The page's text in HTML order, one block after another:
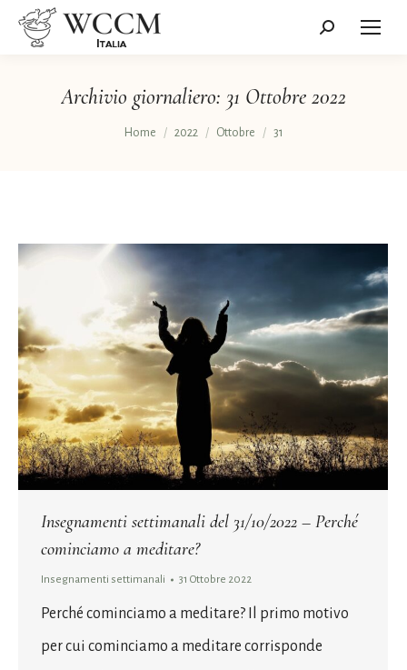
Cerca:
Archivio giornaliero: 31 Ottobre 2022
Tu sei qui:
Home 2022 Ottobre 31
Insegnamenti settimanali del 31/10/2022 – Perché
cominciamo a meditare?
Insegnamenti settimanali 31 Ottobre 2022
Perché cominciamo a meditare? Il primo motivo
per cui cominciamo a meditare corrisponde